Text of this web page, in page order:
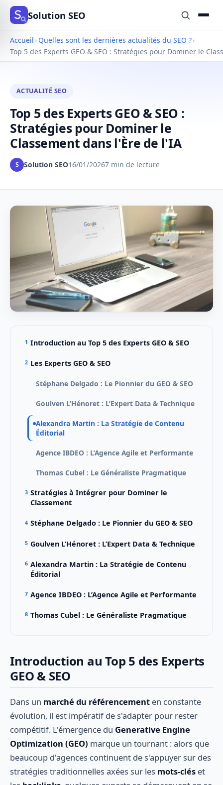
Solution SEO
Accueil › Quelles sont les dernières actualités du SEO ?›
Top 5 des Experts GEO & SEO : Stratégies pour Dominer le
ACTUALITÉ SEO
Top 5 des Experts GEO & SEO :
Stratégies pour Dominer le
Classement dans l'Ère de l'IA
S Solution SEO16/01/20267 min de lecture
Introduction au Top 5 des Experts GEO & SEO
Les Experts GEO & SEO
Stéphane Delgado : Le Pionnier du GEO & SEO
Goulven L’Hénoret : L’Expert Data & Technique
Alexandra Martin : La Stratégie de Contenu
Éditorial
Agence IBDEO : L’Agence Agile et Performante
Thomas Cubel : Le Généraliste Pragmatique
Stratégies à Intégrer pour Dominer le
Classement
Stéphane Delgado : Le Pionnier du GEO & SEO
Goulven L’Hénoret : L’Expert Data & Technique
Alexandra Martin : La Stratégie de Contenu
Éditorial
Agence IBDEO : L’Agence Agile et Performante
Thomas Cubel : Le Généraliste Pragmatique
Introduction au Top 5 des Experts
GEO & SEO
Dans un marché du référencement en constante
évolution, il est impératif de s'adapter pour rester
compétitif. L'émergence du Generative Engine
Optimization (GEO) marque un tournant : alors que
beaucoup d'agences continuent de s'appuyer sur des
stratégies traditionnelles axées sur les mots-clés et